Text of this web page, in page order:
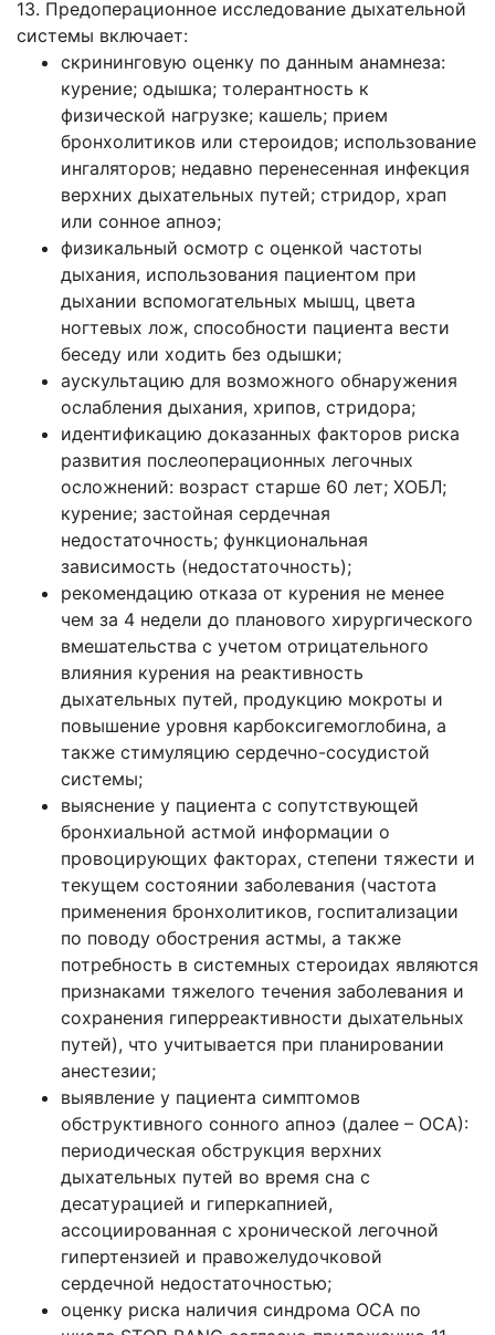
13. Предоперационное исследование дыхательной
системы включает:
скрининговую оценку по данным анамнеза:
курение; одышка; толерантность к
физической нагрузке; кашель; прием
бронхолитиков или стероидов; использование
ингаляторов; недавно перенесенная инфекция
верхних дыхательных путей; стридор, храп
или сонное апноэ;
физикальный осмотр с оценкой частоты
дыхания, использования пациентом при
дыхании вспомогательных мышц, цвета
ногтевых лож, способности пациента вести
беседу или ходить без одышки;
аускультацию для возможного обнаружения
ослабления дыхания, хрипов, стридора;
идентификацию доказанных факторов риска
развития послеоперационных легочных
осложнений: возраст старше 60 лет; ХОБЛ;
курение; застойная сердечная
недостаточность; функциональная
зависимость (недостаточность);
рекомендацию отказа от курения не менее
чем за 4 недели до планового хирургического
вмешательства с учетом отрицательного
влияния курения на реактивность
дыхательных путей, продукцию мокроты и
повышение уровня карбоксигемоглобина, а
также стимуляцию сердечно-сосудистой
системы;
выяснение у пациента с сопутствующей
бронхиальной астмой информации о
провоцирующих факторах, степени тяжести и
текущем состоянии заболевания (частота
применения бронхолитиков, госпитализации
по поводу обострения астмы, а также
потребность в системных стероидах являются
признаками тяжелого течения заболевания и
сохранения гиперреактивности дыхательных
путей), что учитывается при планировании
анестезии;
выявление у пациента симптомов
обструктивного сонного апноэ (далее – ОСА):
периодическая обструкция верхних
дыхательных путей во время сна с
десатурацией и гиперкапнией,
ассоциированная с хронической легочной
гипертензией и правожелудочковой
сердечной недостаточностью;
оценку риска наличия синдрома ОСА по